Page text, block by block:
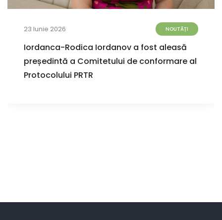
23 Iunie 2026 NOUTĂȚI
Iordanca-Rodica Iordanov a fost aleasă
președintă a Comitetului de conformare al
Protocolului PRTR